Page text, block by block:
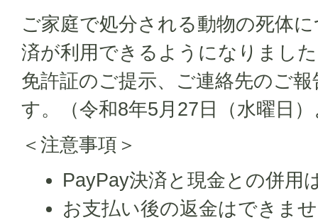
ご家庭で処分される動物の死体
済が利用できるようになりまし
免許証のご提示、ご連絡先のご
す。（令和8年5月27日（水曜日
＜注意事項＞
PayPay決済と現金との併用
お支払い後の返金はできま